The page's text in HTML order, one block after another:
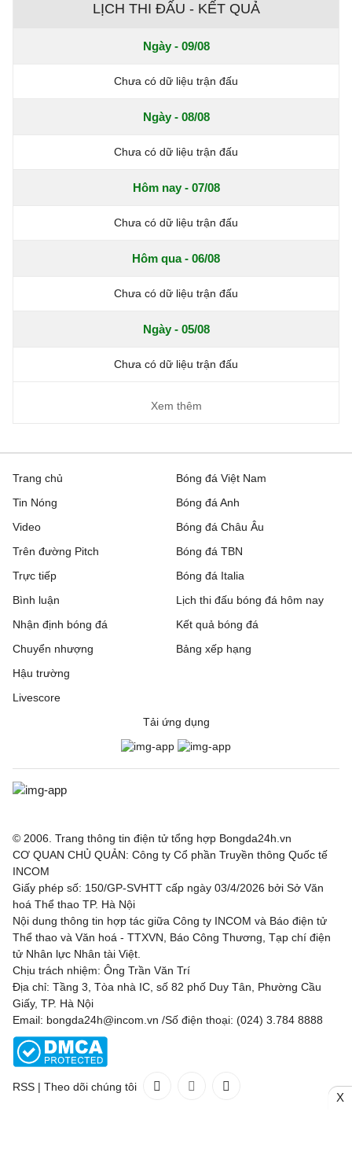
LỊCH THI ĐẤU - KẾT QUẢ
Ngày - 09/08
Chưa có dữ liệu trận đấu
Ngày - 08/08
Chưa có dữ liệu trận đấu
Hôm nay - 07/08
Chưa có dữ liệu trận đấu
Hôm qua - 06/08
Chưa có dữ liệu trận đấu
Ngày - 05/08
Chưa có dữ liệu trận đấu
Xem thêm
Trang chủ
Tin Nóng
Video
Trên đường Pitch
Trực tiếp
Bóng đá Việt Nam
Bóng đá Anh
Bóng đá Châu Âu
Bóng đá TBN
Bóng đá Italia
Bình luận
Nhận định bóng đá
Chuyển nhượng
Hậu trường
Livescore
Lịch thi đấu bóng đá hôm nay
Kết quả bóng đá
Bảng xếp hạng
Tải ứng dụng
© 2006. Trang thông tin điện tử tổng hợp Bongda24h.vn
CƠ QUAN CHỦ QUẢN: Công ty Cổ phần Truyền thông Quốc tế
INCOM
Giấy phép số: 150/GP-SVHTT cấp ngày 03/4/2026 bởi Sở Văn
hoá Thể thao TP. Hà Nội
Nội dung thông tin hợp tác giữa Công ty INCOM và Báo điện tử
Thể thao và Văn hoá - TTXVN, Báo Công Thương, Tạp chí điện
tử Nhân lực Nhân tài Việt.
Chịu trách nhiệm: Ông Trần Văn Trí
Địa chỉ: Tầng 3, Tòa nhà IC, số 82 phố Duy Tân, Phường Cầu
Giấy, TP. Hà Nội
Email: bongda24h@incom.vn /Số điện thoại: (024) 3.784 8888
RSS | Theo dõi chúng tôi
X